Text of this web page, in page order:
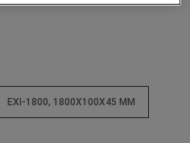
EXI-1800, 1800X100X45 MM